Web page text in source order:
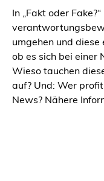
In „Fakt oder
umgehen und diese
ob es sich bei einer
Wieso tauchen
auf? Und: Wer
News? Nähere